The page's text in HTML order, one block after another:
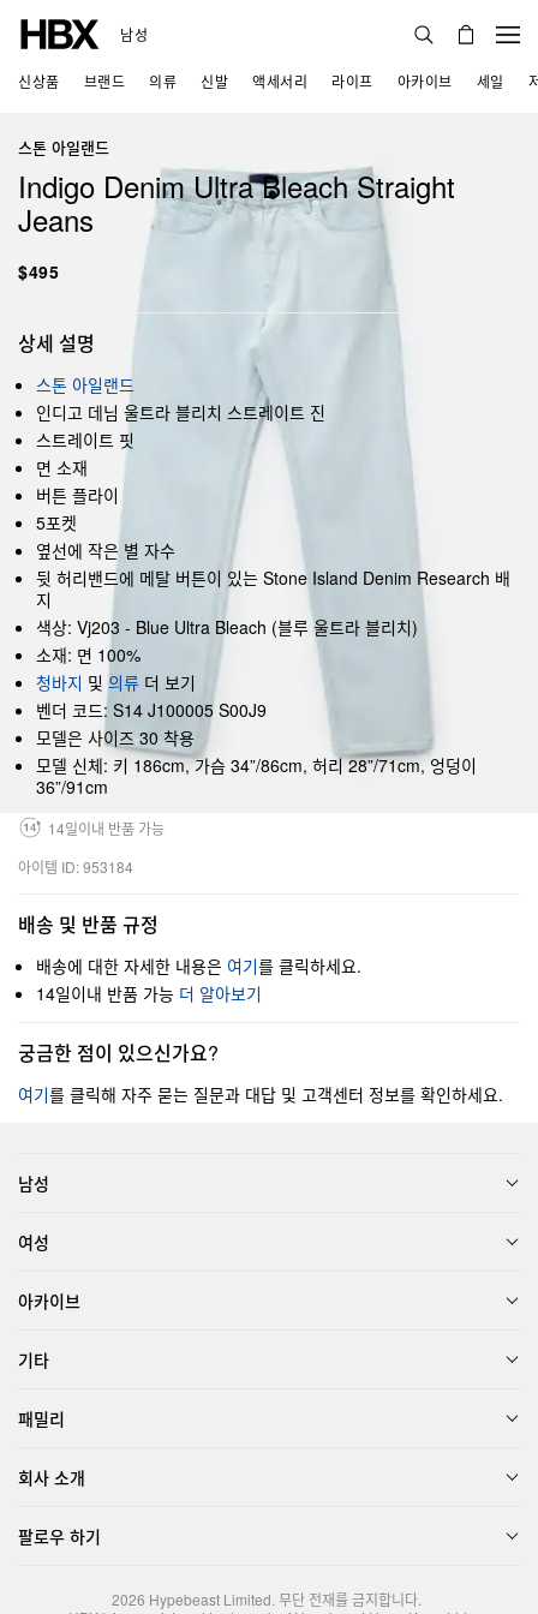
남성
신상품 브랜드 의류 신발 액세서리 라이프 아카이브 세일
스톤 아일랜드
Indigo Denim Ultra Bleach Straight
Jeans
$495
상세 설명
스톤 아일랜드
인디고 데님 울트라 블리치 스트레이트 진
스트레이트 핏
면 소재
버튼 플라이
5포켓
옆선에 작은 별 자수
뒷 허리밴드에 메탈 버튼이 있는 Stone Island Denim Research 배
지
색상: Vj203 - Blue Ultra Bleach (블루 울트라 블리치)
소재: 면 100%
청바지 및 의류 더 보기
벤더 코드: S14 J100005 S00J9
모델은 사이즈 30 착용
모델 신체: 키 186cm, 가슴 34”/86cm, 허리 28”/71cm, 엉덩이
36”/91cm
14일이내 반품 가능
아이템 ID: 953184
배송 및 반품 규정
배송에 대한 자세한 내용은 여기를 클릭하세요.
14일이내 반품 가능 더 알아보기
궁금한 점이 있으신가요?
여기를 클릭해 자주 묻는 질문과 대답 및 고객센터 정보를 확인하세요.
남성
여성
아카이브
기타
패밀리
회사 소개
팔로우 하기
2026 Hypebeast Limited. 무단 전재를 금지합니다.